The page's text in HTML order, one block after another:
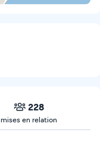
228
mises en relation